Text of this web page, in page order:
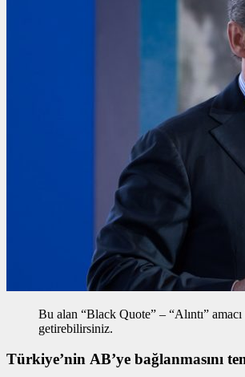
Bu alan “Black Quote” – “Alıntı”
getirebilirsiniz.
Türkiye’nin AB’ye bağlanmasını